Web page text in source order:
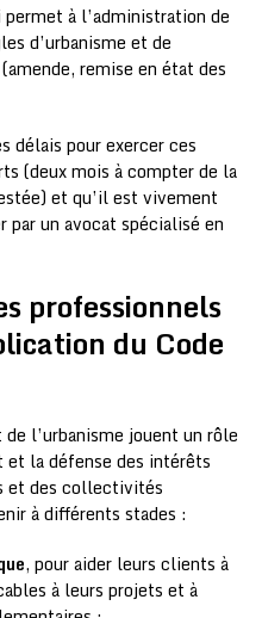
permet à l’administration de
d’urbanisme et de
remise en état des
délais pour exercer ces
(deux mois à compter de la
et qu’il est vivement
par un avocat spécialisé en
professionnels
du Code
l’urbanisme jouent un rôle
et la défense des intérêts
et des collectivités
à différents stades :
, pour aider leurs clients à
à leurs projets et à